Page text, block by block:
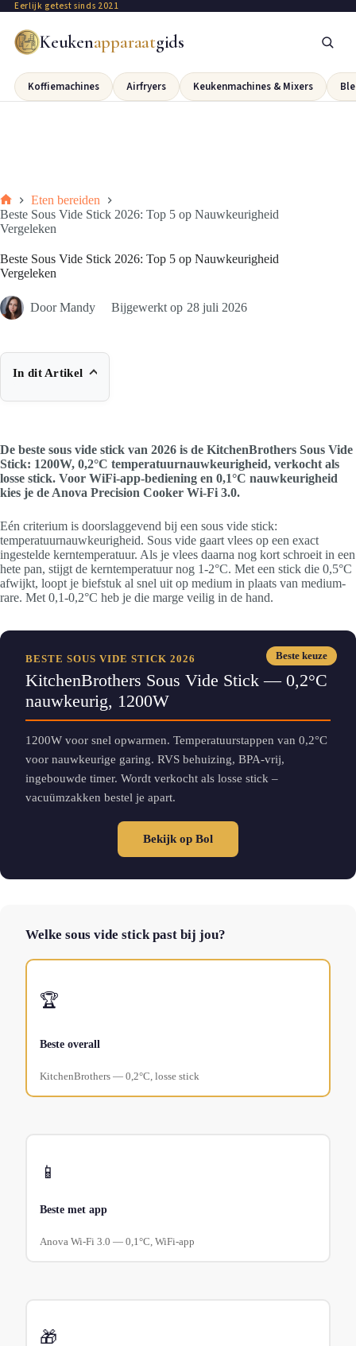
Eerlijk getest sinds 2021
Keukenapparaatgids
Koffiemachines Airfryers Keukenmachines & Mixers
Eten bereiden
Beste Sous Vide Stick 2026: Top 5 op Nauwkeurigheid
Vergeleken
Beste Sous Vide Stick 2026: Top 5 op Nauwkeurigheid
Vergeleken
Door Mandy Bijgewerkt op 28 juli 2026
In dit Artikel
De beste sous vide stick van 2026 is de KitchenBrothers Sous Vide
Stick: 1200W, 0,2°C temperatuurnauwkeurigheid, verkocht als
losse stick. Voor WiFi-app-bediening en 0,1°C nauwkeurigheid
kies je de Anova Precision Cooker Wi-Fi 3.0.
Eén criterium is doorslaggevend bij een sous vide stick:
temperatuurnauwkeurigheid. Sous vide gaart vlees op een exact
ingestelde kerntemperatuur. Als je vlees daarna nog kort schroeit in een
hete pan, stijgt de kerntemperatuur nog 1-2°C. Met een stick die 0,5°C
afwijkt, loopt je biefstuk al snel uit op medium in plaats van medium-
rare. Met 0,1-0,2°C heb je die marge veilig in de hand.
Beste keuze
BESTE SOUS VIDE STICK 2026
KitchenBrothers Sous Vide Stick — 0,2°C
nauwkeurig, 1200W
1200W voor snel opwarmen. Temperatuurstappen van 0,2°C
voor nauwkeurige garing. RVS behuizing, BPA-vrij,
ingebouwde timer. Wordt verkocht als losse stick –
vacuümzakken bestel je apart.
Bekijk op Bol
Welke sous vide stick past bij jou?
🏆
Beste overall
KitchenBrothers — 0,2°C, losse stick
📱
Beste met app
Anova Wi-Fi 3.0 — 0,1°C, WiFi-app
🎁